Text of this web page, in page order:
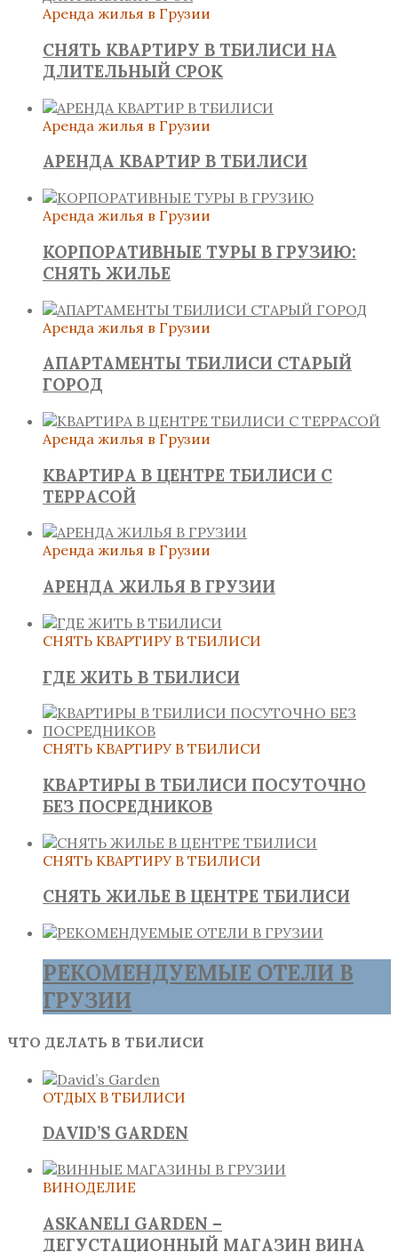
Аренда жилья в Грузии
СНЯТЬ КВАРТИРУ В ТБИЛИСИ НА
ДЛИТЕЛЬНЫЙ СРОК
Аренда жилья в Грузии
АРЕНДА КВАРТИР В ТБИЛИСИ
Аренда жилья в Грузии
КОРПОРАТИВНЫЕ ТУРЫ В ГРУЗИЮ:
СНЯТЬ ЖИЛЬЕ
Аренда жилья в Грузии
АПАРТАМЕНТЫ ТБИЛИСИ СТАРЫЙ
ГОРОД
Аренда жилья в Грузии
КВАРТИРА В ЦЕНТРЕ ТБИЛИСИ С
ТЕРРАСОЙ
Аренда жилья в Грузии
АРЕНДА ЖИЛЬЯ В ГРУЗИИ
СНЯТЬ КВАРТИРУ В ТБИЛИСИ
ГДЕ ЖИТЬ В ТБИЛИСИ
СНЯТЬ КВАРТИРУ В ТБИЛИСИ
КВАРТИРЫ В ТБИЛИСИ ПОСУТОЧНО
БЕЗ ПОСРЕДНИКОВ
СНЯТЬ КВАРТИРУ В ТБИЛИСИ
СНЯТЬ ЖИЛЬЕ В ЦЕНТРЕ ТБИЛИСИ
РЕКОМЕНДУЕМЫЕ ОТЕЛИ В
ГРУЗИИ
ЧТО ДЕЛАТЬ В ТБИЛИСИ
ОТДЫХ В ТБИЛИСИ
DAVID’S GARDEN
ВИНОДЕЛИЕ
ASKANELI GARDEN –
ДЕГУСТАЦИОННЫЙ МАГАЗИН ВИНА